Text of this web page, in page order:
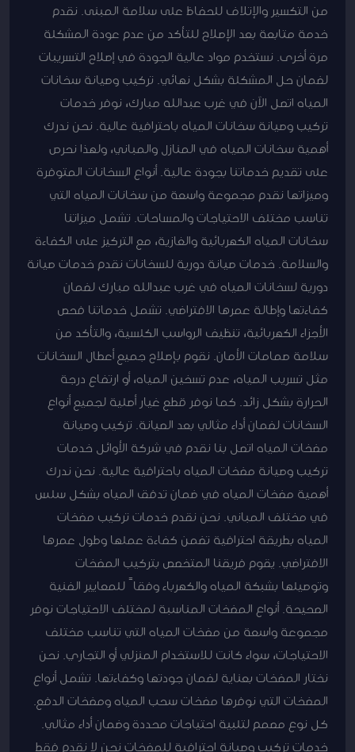
من التكسير والإتلاف للحفاظ على سلامة المبنى. نقدم
خدمة متابعة بعد الإصلاح للتأكد من عدم عودة المشكلة
مرة أخرى. نستخدم مواد عالية الجودة في إصلاح التسريبات
لضمان حل المشكلة بشكل نهائي. تركيب وصيانة سخانات
المياه اتصل الآن في غرب عبدالله مبارك، نوفر خدمات
تركيب وصيانة سخانات المياه باحترافية عالية. نحن ندرك
أهمية سخانات المياه في المنازل والمباني، ولهذا نحرص
على تقديم خدماتنا بجودة عالية. أنواع السخانات المتوفرة
وميزاتها نقدم مجموعة واسعة من سخانات المياه التي
تناسب مختلف الاحتياجات والمساحات. تشمل ميزاتنا
سخانات المياه الكهربائية والغازية، مع التركيز على الكفاءة
والسلامة. خدمات صيانة دورية للسخانات نقدم خدمات صيانة
دورية لسخانات المياه في غرب عبدالله مبارك لضمان
كفاءتها وإطالة عمرها الافتراضي. تشمل خدماتنا فحص
الأجزاء الكهربائية، تنظيف الرواسب الكلسية، والتأكد من
سلامة صمامات الأمان. نقوم بإصلاح جميع أعطال السخانات
مثل تسريب المياه، عدم تسخين المياه، أو ارتفاع درجة
الحرارة بشكل زائد. كما نوفر قطع غيار أصلية لجميع أنواع
السخانات لضمان أداء مثالي بعد الصيانة. تركيب وصيانة
مضخات المياه اتصل بنا نقدم في شركة الأوائل خدمات
تركيب وصيانة مضخات المياه باحترافية عالية. نحن ندرك
أهمية مضخات المياه في ضمان تدفق المياه بشكل سلس
في مختلف المباني. نحن نقدم خدمات تركيب مضخات
المياه بطريقة احترافية تضمن كفاءة عملها وطول عمرها
الافتراضي. يقوم فريقنا المتخصص بتركيب المضخات
وتوصيلها بشبكة المياه والكهرباء وفقاً للمعايير الفنية
الصحيحة. أنواع المضخات المناسبة لمختلف الاحتياجات نوفر
مجموعة واسعة من مضخات المياه التي تناسب مختلف
الاحتياجات، سواء كانت للاستخدام المنزلي أو التجاري. نحن
نختار المضخات بعناية لضمان جودتها وكفاءتها. تشمل أنواع
المضخات التي نوفرها مضخات سحب المياه ومضخات الدفع.
كل نوع مصمم لتلبية احتياجات محددة وضمان أداء مثالي.
خدمات تركيب وصيانة احترافية للمضخات نحن لا نقدم فقط